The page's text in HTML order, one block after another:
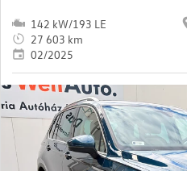
142 kW/193 LE
27 603 km
02/2025